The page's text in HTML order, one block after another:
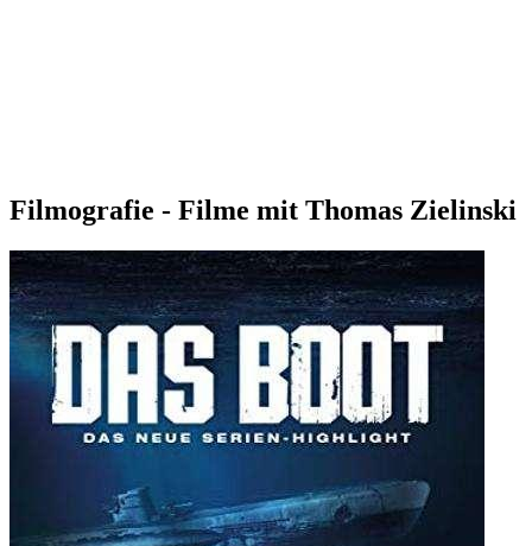
Filmografie - Filme mit Thomas Zielinski